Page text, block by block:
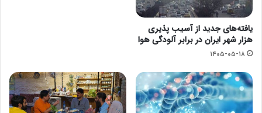
یافته‌های جدید از آسیب پذیری
هزار شهر ایران در برابر آلودگی هوا
۱۴۰۵-۰۵-۱۸